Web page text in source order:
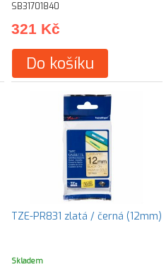
SB31701840
321 Kč
Do košíku
TZE-PR831 zlatá / černá (12mm)
Skladem